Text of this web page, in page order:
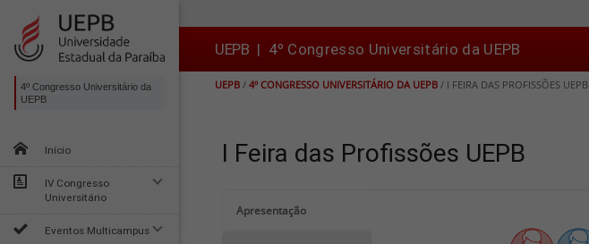
para
conteúdo
para
menu
para
busca
para
rodapé
 UEPB | 4º Congresso Universitário da UEPB
UEPB / 4º CONGRESSO UNIVERSITÁRIO DA UEPB / I FEIRA DAS PROFISSÕES UEPB
4º Congresso Universitário da
UEPB
Início
IV Congresso
Universitário
Eventos Multicampus
I Feira das Profissões UEPB
Apresentação